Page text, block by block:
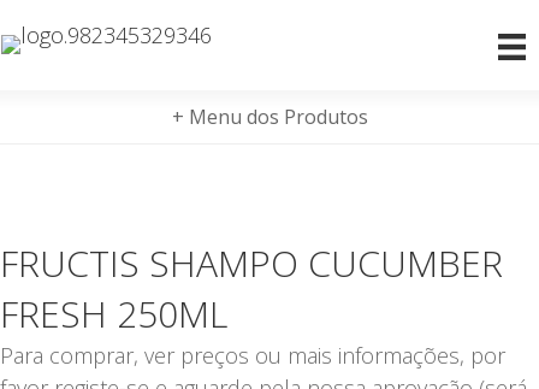
+ Menu dos Produtos
FRUCTIS SHAMPO CUCUMBER
FRESH 250ML
Para comprar, ver preços ou mais informações, por